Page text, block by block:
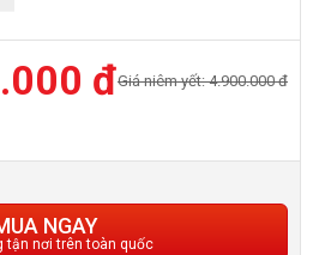
đGiá niêm yết: 4.900.000 đ
NGAY
tận nơi trên toàn quốc